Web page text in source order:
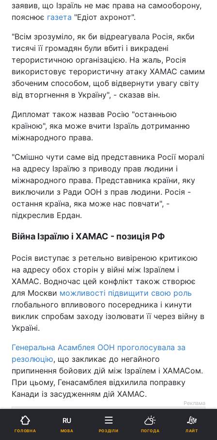
заявив, що Ізраїль не має права на самооборону,
пояснює газета "Едіот ахронот".
"Всім зрозуміло, як би відреагувала Росія, якби
тисячі її громадян були вбиті і викрадені
терористичною організацією. На жаль, Росія
використовує терористичну атаку ХАМАС самим
збоченим способом, щоб відвернути увагу світу
від вторгнення в Україну", - сказав він.
Дипломат також назвав Росію "останньою
країною", яка може вчити Ізраїль дотриманню
міжнародного права.
"Смішно чути саме від представника Росії моралі
на адресу Ізраїлю з приводу прав людини і
міжнародного права. Представника країни, яку
виключили з Ради ООН з прав людини. Росія -
остання країна, яка може нас повчати", -
підкреслив Ердан.
Війна Ізраїлю і ХАМАС - позиція РФ
Росія виступає з ретельно вивіреною критикою
на адресу обох сторін у війні між Ізраїлем і
ХАМАС. Водночас цей конфлікт також створює
для Москви можливості підвищити свою роль
глобального впливового посередника і кинути
виклик спробам заходу ізолювати її через війну в
Україні.
Генеральна Асамблея ООН проголосувала за
резолюцію, що закликає до негайного
припинення бойових дій між Ізраїлем і ХАМАСом.
При цьому, Генасамблея відхилила поправку
Канади із засудженням дій ХАМАС.
Реклама
ГОЛОВНА
RU
МОВА РОЗДІЛИ ПОГОДА ЛАЙТ